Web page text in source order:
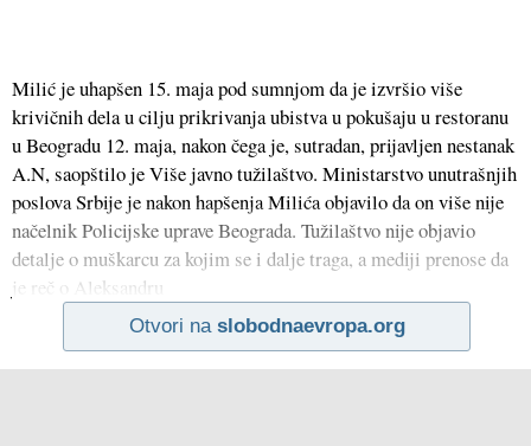
Milić je uhapšen 15. maja pod sumnjom da je izvršio više
krivičnih dela u cilju prikrivanja ubistva u pokušaju u restoranu
u Beogradu 12. maja, nakon čega je, sutradan, prijavljen nestanak
A.N, saopštilo je Više javno tužilaštvo. Ministarstvo unutrašnjih
poslova Srbije je nakon hapšenja Milića objavilo da on više nije
načelnik Policijske uprave Beograda. Tužilaštvo nije objavio
detalje o muškarcu za kojim se i dalje traga, a mediji prenose da
je reč o Aleksandru
Otvori na slobodnaevropa.org